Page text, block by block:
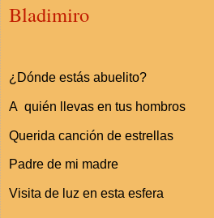
Bladimiro
¿Dónde estás abuelito?
A quién llevas en tus hombros
Querida canción de estrellas
Padre de mi madre
Visita de luz en esta esfera